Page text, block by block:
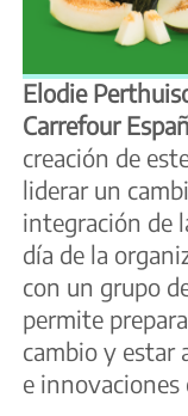
Elodie
Carrefour
creación de
liderar un
integración de
día de la
con un grupo
permite
cambio y estar
e innovaciones